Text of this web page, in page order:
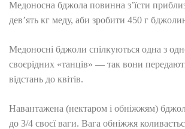
Медоносна бджола повинна з’їсти
дев’ять кг меду, аби зробити 450 г
Медоносні бджоли спілкуються одна з
своєрідних «танців» — так вони
відстань до квітів.
Навантажена (нектаром і обніжжям)
до 3/4 своєї ваги. Вага обніжжя